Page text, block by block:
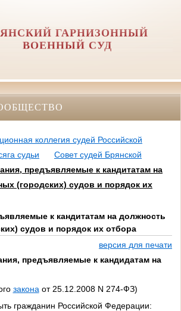
ГАРНИЗОННЫЙ
ВОЕННЫЙ СУД
коллегия судей Российской
судьи
Совет судей Брянской
предъявляемые к кандитатам на
(городских) судов и порядок их
к кандитатам на должность
судов и порядок их отбора
версия для печати
предъявляемые к кандидатам на
закона от 25.12.2008 N 274-ФЗ)
гражданин Российской Федерации: